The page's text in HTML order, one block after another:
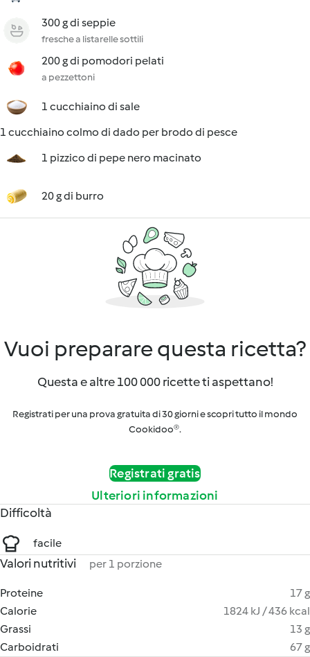
300 g di seppie
fresche a listarelle sottili
200 g di pomodori pelati
a pezzettoni
1 cucchiaino di sale
1 cucchiaino colmo di dado per brodo di pesce
1 pizzico di pepe nero macinato
20 g di burro
Vuoi preparare questa ricetta?
Questa e altre 100 000 ricette ti aspettano!
Registrati per una prova gratuita di 30 giorni e scopri tutto il mondo
Cookidoo®.
Registrati gratis
Ulteriori informazioni
Difficoltà
facile
Valori nutritivi per 1 porzione
Proteine
17 g
Calorie
1824 kJ / 436 kcal
Grassi
13 g
Carboidrati
67 g